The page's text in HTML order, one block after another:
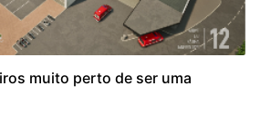
muito perto de ser uma